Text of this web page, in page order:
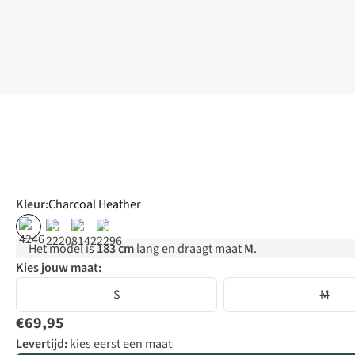
Kleur:Charcoal Heather
% % %
Het model is183 cmlang en draagt maatM.
Kies jouw maat:
S
M
€69,95
Levertijd:kies eerst een maat